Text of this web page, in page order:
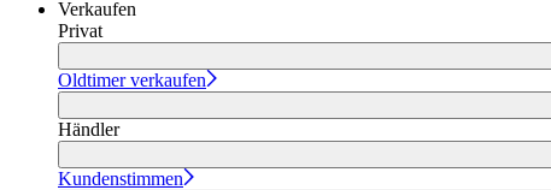
Verkaufen
Privat
Oldtimer verkaufen
Händler
Kundenstimmen